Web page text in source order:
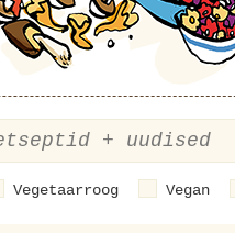
Vegetaarroog Vegan